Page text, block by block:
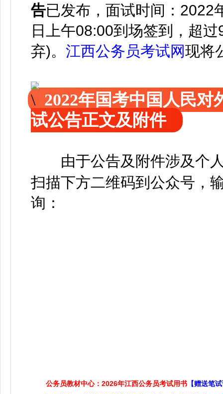
告已发布 ， 面试时间：2022
日上午08:00到场签到，超
弃)。 江西公务员考试网现将
2022年国考中国人民
试公告正文及附件
由于公告及附件涉及个人
扫描下方二维码到公众号，
询：
公务员教材中心：2026年江西公务员考试用书 【赠送笔